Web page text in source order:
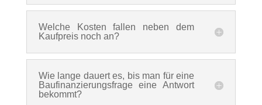
Welche Kosten fallen neben dem
Kaufpreis noch an?
Wie lange dauert es, bis man für eine
Baufinanzierungsfrage eine Antwort
bekommt?